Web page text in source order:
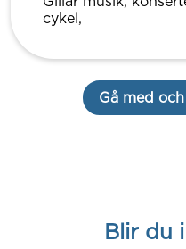
cykel,
Gå med
Blir du